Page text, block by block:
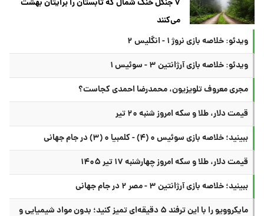
۷ جنگل خنک شمال که تابستان را برایتان بهشت
می‌کنند
ویدئو: خلاصه بازی نروژ ۱ - انگلیس ۲
ویدئو: خلاصه بازی آرژانتین ۳ - سوئیس ۱
مجری معروف تلویزیون، محمدرضا احمدی کجاست؟
قیمت دلار، طلا و سکه امروز شنبه ۲۰ تیر
ببینید؛ خلاصه بازی سوئیس ۰ (۴) - کلمبیا ۰ (۳) در جام جهانی
قیمت دلار، طلا و سکه امروز چهارشنبه ۱۷ تیر ۱۴۰۵
ببینید؛ خلاصه بازی آرژانتین ۳ - مصر ۲ در جام جهانی
مایکروویو را با این ترفند ۵ دقیقه‌ای تمیز کنید؛ بدون مواد شیمیایی و